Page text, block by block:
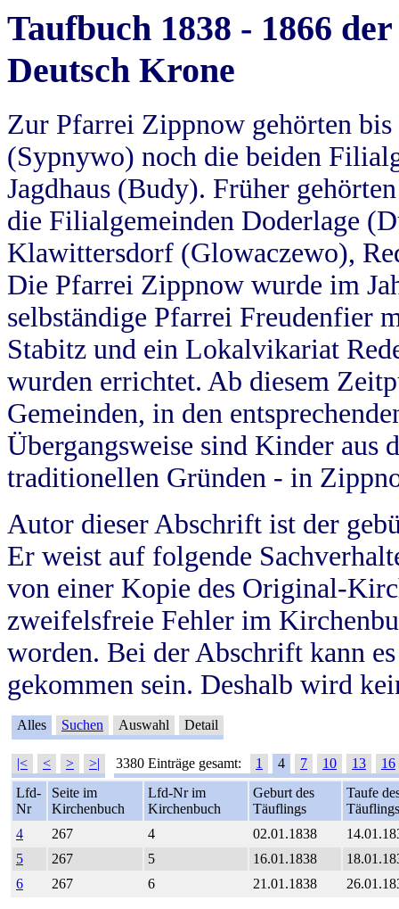
Taufbuch 1838 - 1866
Deutsch Krone
Zur Pfarrei Zippnow gehörten
(Sypnywo) noch die beiden
Jagdhaus (Budy). Früher
die Filialgemeinden Doderlage
Klawittersdorf (Glowaczewo),
Die Pfarrei Zippnow wurde im
selbständige Pfarrei Freudenfier
Stabitz und ein Lokalvikariat
wurden errichtet. Ab diesem
Gemeinden, in den
Übergangsweise sind Kinder aus
traditionellen Gründen - in
Autor dieser Abschrift ist der
Er weist auf folgende
von einer Kopie des Original-
zweifelsfreie Fehler im
worden. Bei der Abschrift kann
gekommen sein. Deshalb wird
Alles Suchen Auswahl Detail
|< < > >| 3380 Einträge gesamt: 1 4 7 10 13
16
Lfd-
Nr
Seite im
Kirchenbuch
Lfd-Nr im
Kirchenbuch
Geburt des
Täuflings
Taufe
Täuflings
4
267 4 02.01.1838
5
267 5 16.01.1838
6
267 6 21.01.1838